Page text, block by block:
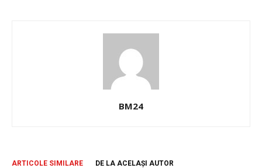
BM24
ARTICOLE SIMILARE DE LA ACELAȘI AUTOR